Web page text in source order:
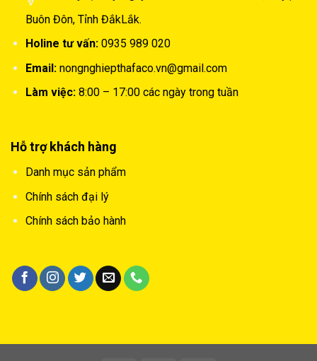
Buôn Đôn, Tỉnh ĐắkLắk.
Holine tư vấn: 0935 989 020
Email:nongnghiepthafaco.vn@gmail.com
Làm việc:8:00 – 17:00 các ngày trong tuần
Hỗ trợ khách hàng
Danh mục sản phẩm
Chính sách đại lý
Chính sách bảo hành